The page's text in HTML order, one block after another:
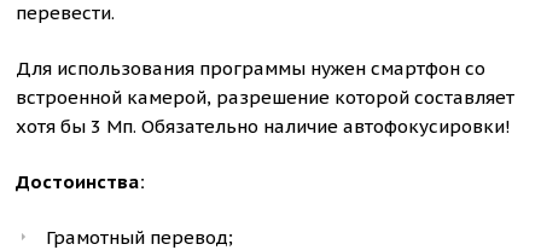
перевести.
Для использования программы нужен смартфон со
встроенной камерой, разрешение которой составляет
хотя бы 3 Мп. Обязательно наличие автофокусировки!
Достоинства:
Грамотный перевод;